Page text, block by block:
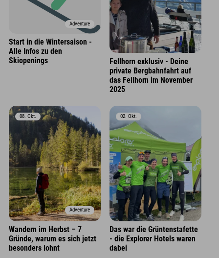
Adventure
Start in die Wintersaison -
Alle Infos zu den
Skiopenings
Fellhorn exklusiv - Deine
private Bergbahnfahrt auf
das Fellhorn im November
2025
Adventure
08. Okt.
Wandern im Herbst – 7
Gründe, warum es sich jetzt
besonders lohnt
02. Okt.
Das war die Grüntenstafette
- die Explorer Hotels waren
dabei